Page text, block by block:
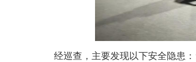
经巡查，主要发现以下安全隐患：